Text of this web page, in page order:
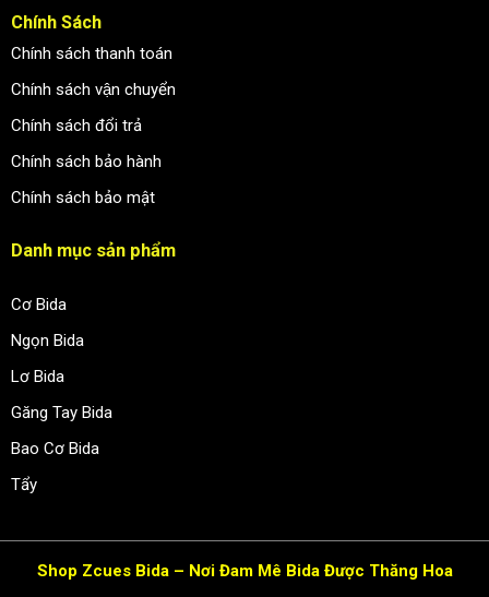
Chính Sách
Chính sách thanh toán
Chính sách vận chuyển
Chính sách đổi trả
Chính sách bảo hành
Chính sách bảo mật
Danh mục sản phẩm
Cơ Bida
Ngọn Bida
Lơ Bida
Găng Tay Bida
Bao Cơ Bida
Tẩy
Shop Zcues Bida – Nơi Đam Mê Bida Được Thăng Hoa